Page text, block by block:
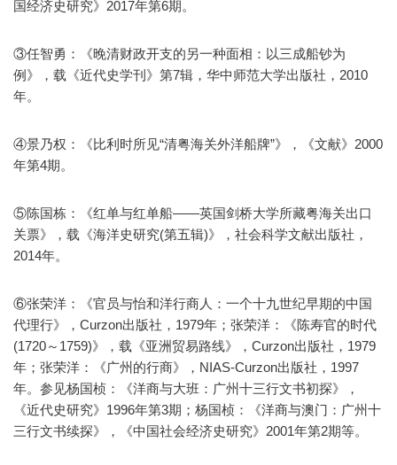
国经济史研究》2017年第6期。
③任智勇：《晚清财政开支的另一种面相：以三成船钞为
例》，载《近代史学刊》第7辑，华中师范大学出版社，2010
年。
④景乃权：《比利时所见“清粤海关外洋船牌”》，《文献》2000
年第4期。
⑤陈国栋：《红单与红单船——英国剑桥大学所藏粤海关出口
关票》，载《海洋史研究(第五辑)》，社会科学文献出版社，
2014年。
⑥张荣洋：《官员与怡和洋行商人：一个十九世纪早期的中国
代理行》，Curzon出版社，1979年；张荣洋：《陈寿官的时代
(1720～1759)》，载《亚洲贸易路线》，Curzon出版社，1979
年；张荣洋：《广州的行商》，NIAS-Curzon出版社，1997
年。参见杨国桢：《洋商与大班：广州十三行文书初探》，
《近代史研究》1996年第3期；杨国桢：《洋商与澳门：广州十
三行文书续探》，《中国社会经济史研究》2001年第2期等。